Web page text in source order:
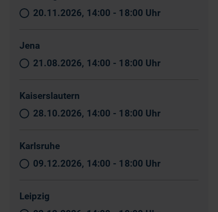
20.11.2026, 14:00 - 18:00 Uhr
Jena
21.08.2026, 14:00 - 18:00 Uhr
Kaiserslautern
28.10.2026, 14:00 - 18:00 Uhr
Karlsruhe
09.12.2026, 14:00 - 18:00 Uhr
Leipzig